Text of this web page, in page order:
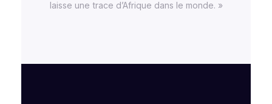
laisse une trace d’Afrique dans le monde. »